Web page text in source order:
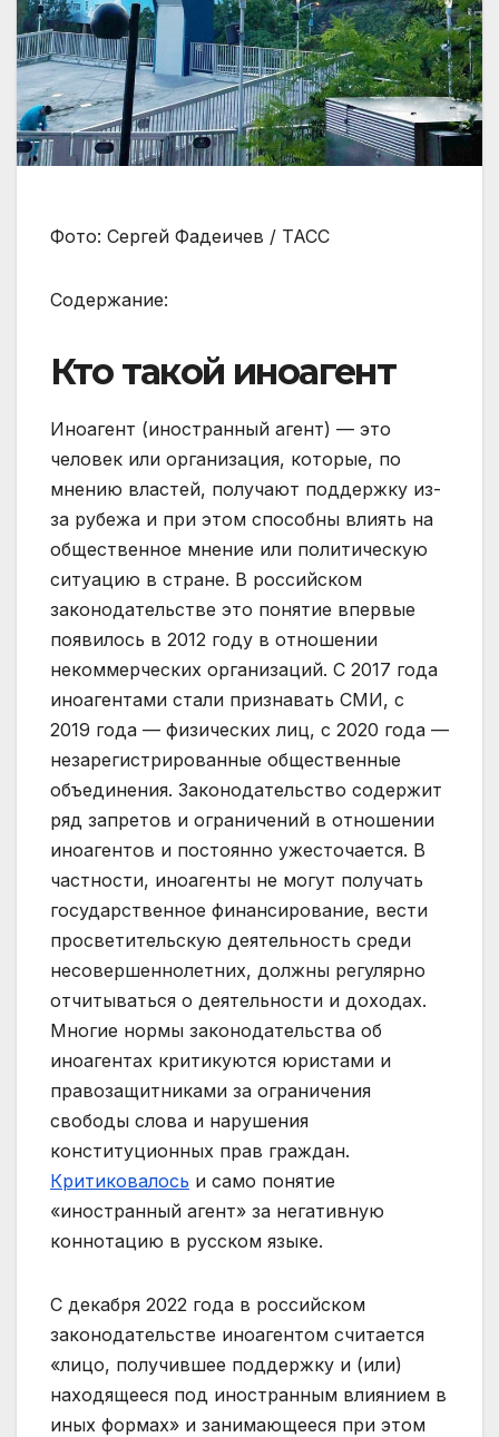
Фото: Сергей Фадеичев / ТАСС
Содержание:
Кто такой иноагент
Иноагент (иностранный агент) — это
человек или организация, которые, по
мнению властей, получают поддержку из-
за рубежа и при этом способны влиять на
общественное мнение или политическую
ситуацию в стране. В российском
законодательстве это понятие впервые
появилось в 2012 году в отношении
некоммерческих организаций. С 2017 года
иноагентами стали признавать СМИ, с
2019 года — физических лиц, с 2020 года —
незарегистрированные общественные
объединения. Законодательство содержит
ряд запретов и ограничений в отношении
иноагентов и постоянно ужесточается. В
частности, иноагенты не могут получать
государственное финансирование, вести
просветительскую деятельность среди
несовершеннолетних, должны регулярно
отчитываться о деятельности и доходах.
Многие нормы законодательства об
иноагентах критикуются юристами и
правозащитниками за ограничения
свободы слова и нарушения
конституционных прав граждан.
Критиковалось и само понятие
«иностранный агент» за негативную
коннотацию в русском языке.
С декабря 2022 года в российском
законодательстве иноагентом считается
«лицо, получившее поддержку и (или)
находящееся под иностранным влиянием в
иных формах» и занимающееся при этом